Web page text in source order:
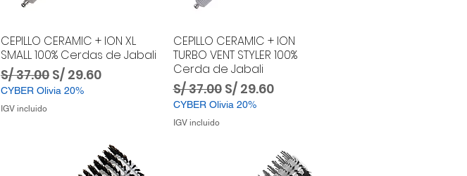
CEPILLO CERAMIC + ION XL
SMALL 100% Cerdas de Jabali
Precio
S/ 37.00 Precio de oferta
S/ 29.60
CYBER Olivia 20%
IGV incluido
CEPILLO CERAMIC + ION
TURBO VENT STYLER 100%
Cerda de Jabali
Precio
S/ 37.00 Precio de oferta
S/ 29.60
CYBER Olivia 20%
IGV incluido